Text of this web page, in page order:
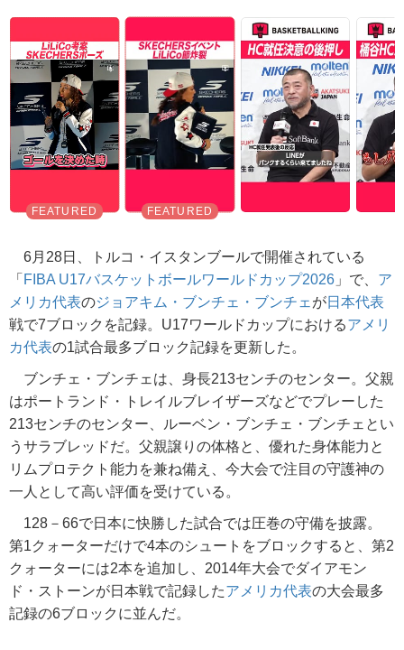
6月28日、トルコ・イスタンブールで開催されている
「 FIBA U17バスケットボールワールドカップ2026 」で、 ア
メリカ代表のジョアキム・ブンチェ・ブンチェ が日本代表
戦で7ブロックを記録。U17ワールドカップにおけるアメリ
カ代表の1試合最多ブロック記録を更新した。
ブンチェ・ブンチェは、身長213センチのセンター。父親
はポートランド・トレイルブレイザーズなどでプレーした
213センチのセンター、ルーベン・ブンチェ・ブンチェとい
うサラブレッドだ。父親譲りの体格と、優れた身体能力と
リムプロテクト能力を兼ね備え、今大会で注目の守護神の
一人として高い評価を受けている。
128－66で日本に快勝した試合では圧巻の守備を披露。
第1クォーターだけで4本のシュートをブロックすると、第2
クォーターには2本を追加し、2014年大会でダイアモン
ド・ストーンが日本戦で記録したアメリカ代表の大会最多
記録の6ブロックに並んだ。